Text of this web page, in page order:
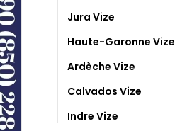
Jura Vize
Haute-Garonne Vize
Ardèche Vize
Calvados Vize
Indre Vize